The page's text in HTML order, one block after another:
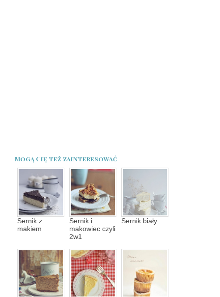
Mogą Cię też zainteresować
Sernik z
makiem
Sernik i
makowiec czyli
2w1
Sernik biały